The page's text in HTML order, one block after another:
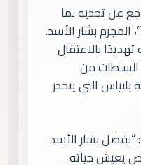
عن تحديه لما
المجرم بشار الأسد.
بالاعتقال
السلطات من
التي ينحدر
“بفضل بشار الأسد
يعيش حياته